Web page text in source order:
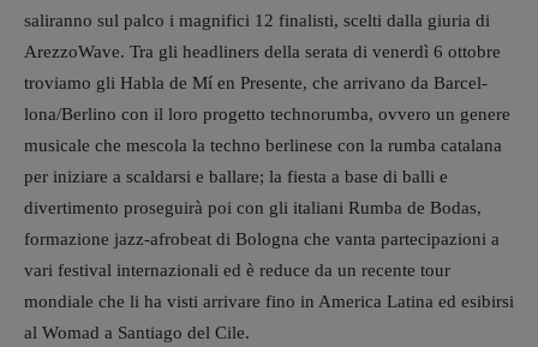
saliranno sul palco i magnifici 12 finalisti, scelti dalla giuria di
ArezzoWave. Tra gli headliners della serata di venerdì 6 ottobre
troviamo gli Habla de Mí en Presente, che arrivano da Barcel-
lona/Berlino con il loro progetto technorumba, ovvero un genere
musicale che mescola la techno berlinese con la rumba catalana
per iniziare a scaldarsi e ballare; la fiesta a base di balli e
divertimento proseguirà poi con gli italiani Rumba de Bodas,
formazione jazz-afrobeat di Bologna che vanta partecipazioni a
vari festival internazionali ed è reduce da un recente tour
mondiale che li ha visti arrivare fino in America Latina ed esibirsi
al Womad a Santiago del Cile.